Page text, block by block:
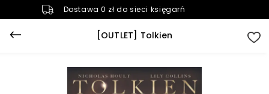
Dostawa 0 zł do sieci księgarń
[OUTLET] Tolkien